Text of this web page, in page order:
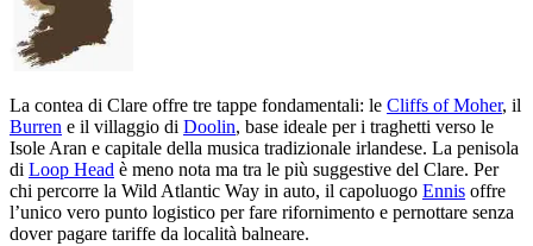
La contea di Clare offre tre tappe fondamentali: le Cliffs of Moher, il
Burren e il villaggio di Doolin, base ideale per i traghetti verso le
Isole Aran e capitale della musica tradizionale irlandese. La penisola
di Loop Head è meno nota ma tra le più suggestive del Clare. Per
chi percorre la Wild Atlantic Way in auto, il capoluogo Ennis offre
l’unico vero punto logistico per fare rifornimento e pernottare senza
dover pagare tariffe da località balneare.